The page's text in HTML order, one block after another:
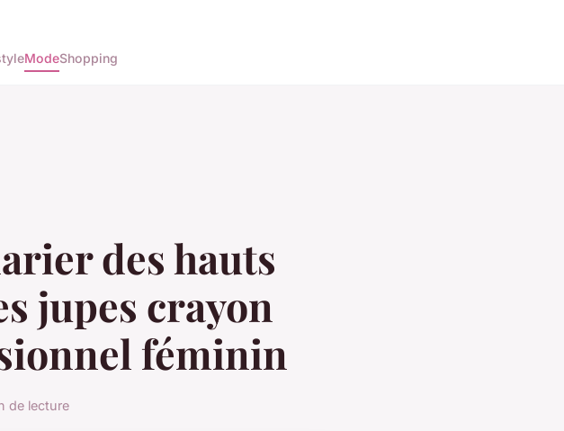
ModeShopping
des hauts
jupes crayon
féminin
de lecture